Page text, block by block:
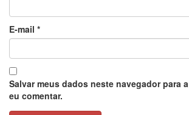
E-mail *
Salvar meus dados neste navegador para
eu comentar.